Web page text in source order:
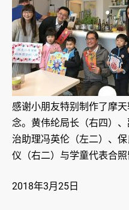
感谢小朋友特别制作了摩
念。黄伟纶局长（右四）
治助理冯英伦（左二）、
仪（右二）与学童代表合照
2018年3月25日